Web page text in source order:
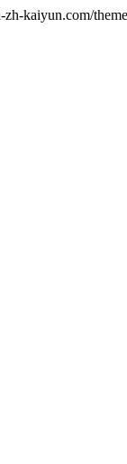
kaiyun.com/